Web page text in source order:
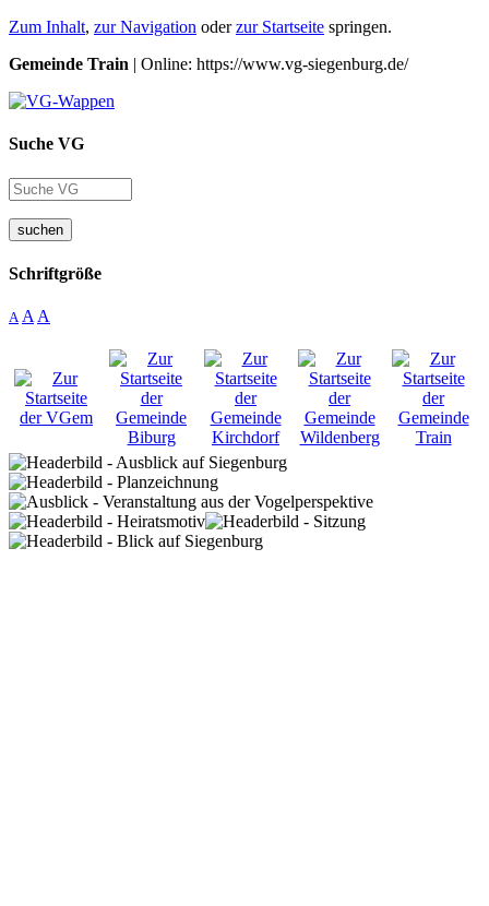
Zum Inhalt, zur Navigation oderzur Startseite springen.
Gemeinde Train | Online: https://www.vg-siegenburg.de/
Suche VG
suchen
Schriftgröße
A A A